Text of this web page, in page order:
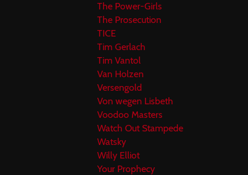
The Power-Girls
The Prosecution
TICE
Tim Gerlach
Tim Vantol
Van Holzen
Versengold
Von wegen Lisbeth
Voodoo Masters
Watch Out Stampede
Watsky
Willy Elliot
Your Prophecy